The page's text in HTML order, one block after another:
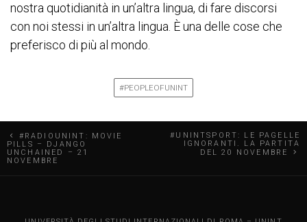
nostra quotidianità in un’altra lingua, di fare discorsi
con noi stessi in un’altra lingua. È una delle cose che
preferisco di più al mondo.
#PEOPLEOFUNINT
N
a
#RADIOUNINT: MOVIE
PILLS – DJANGO
UNCHAINED – 21
NOVEMBRE
#UNINTSPORT: LE PAGELLE
IGNORANTI. LA PARTITA
DEL 20 NOVEMBRE